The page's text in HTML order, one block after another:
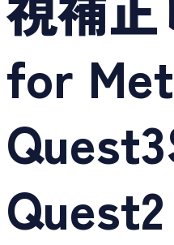
for
Quest2